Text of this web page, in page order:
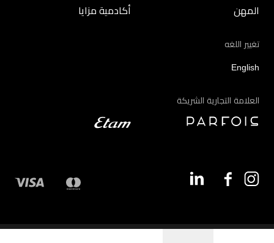
المهن أكادمية مزايا
تغيير اللغه
English
العلامة التجارية الشريكة